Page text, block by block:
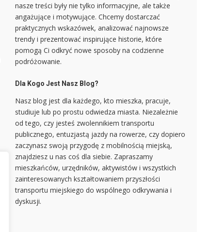
nasze treści były nie tylko informacyjne, ale także
angażujące i motywujące. Chcemy dostarczać
praktycznych wskazówek, analizować najnowsze
trendy i prezentować inspirujące historie, które
pomogą Ci odkryć nowe sposoby na codzienne
podróżowanie.
Dla Kogo Jest Nasz Blog?
Nasz blog jest dla każdego, kto mieszka, pracuje,
studiuje lub po prostu odwiedza miasta. Niezależnie
od tego, czy jesteś zwolennikiem transportu
publicznego, entuzjastą jazdy na rowerze, czy dopiero
zaczynasz swoją przygodę z mobilnością miejską,
znajdziesz u nas coś dla siebie. Zapraszamy
mieszkańców, urzędników, aktywistów i wszystkich
zainteresowanych kształtowaniem przyszłości
transportu miejskiego do wspólnego odkrywania i
dyskusji.